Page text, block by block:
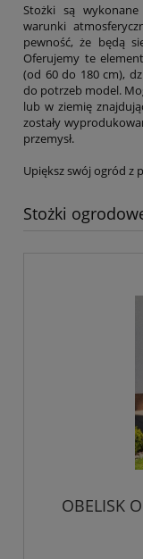
Stożki są
warunki
pewność, że będą
Oferujemy te
(od 60 do 180 cm),
do potrzeb model.
lub w ziemię
zostały
przemysł.
Upiększ swój ogród z
Stożki
OBELISK